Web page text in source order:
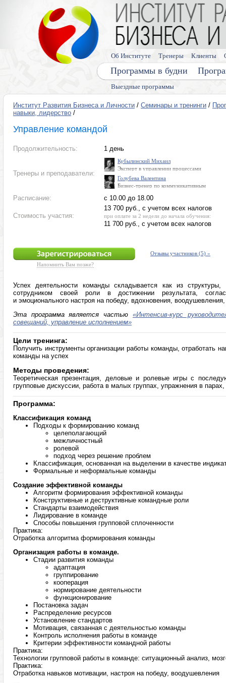
Выездные программы
Программы в будни
Об Институте Тренеры Клиенты
Институт Развития Бизнеса и Личности / Семинары и тренинги /
навыки, лидерство /
Управление командой
Продолжительность: 1 день
Тренеры и преподаватели:
Кубылинский Михаил
Эксперт в управлении процессами
маркетинге и продажах, стратегическом
управлении
Голубева Валентина
Бизнес-тренер по коммуникативным
лидерству. Знаток, общественный деятель,
кандидат технических наук. Дважды
обладательница «Хрустальной совы» -
высшей награды клуба интеллектуального
телевизионного клуба «Что? Где? Когда?»
Расписание: с 10.00 до 18.00
Стоимость участия:
13 700 руб., с учетом всех налогов
при оплате за 2 недели до начала обучения:
11 700 руб., с учетом всех налогов
Напомнить Вам позже?
Отзывы участников (5) »
Успех деятельности команды складывается как из
сотрудником своей роли в достижении результата,
и эмоционального настроя на победу, вдохновения,
Эта программа является частью «Интенсив-курс
совещаний, управление исполнением»
Цели тренинга:
Получить инструменты организации работы команды, отработать
команды на успех
Методы проведения:
Теоретическая презентация, деловые и ролевые игры с
групповые дискуссии, работа в малых группах, упражнения в
Программа:
Классификация команд
Подходы к формированию команд
целеполагающий
межличностный
ролевой
подход через решение проблем
Классификация, основанная на выделении в качестве
Формальные и неформальные команды
Создание эффективной команды
Алгоритм формирования эффективной команды
Конструктивные и деструктивные командные роли
Стандарты взаимодействия
Лидирование в команде
Способы повышения групповой сплоченности
Практика:
Отработка алгоритма формирования команды
Организация работы в команде.
Стадии развития команды
адаптация
группирование
кооперация
нормирование деятельности
функционирование
Постановка задач
Распределение ресурсов
Установление стандартов
Мотивация, связанная с деятельностью команды
Контроль исполнения работы в команде
Критерии эффективности командной работы
Практика:
Технологии групповой работы в команде: ситуационный анализ,
Практика:
Отработка навыков мотивации, настроя на победу, воодушевления